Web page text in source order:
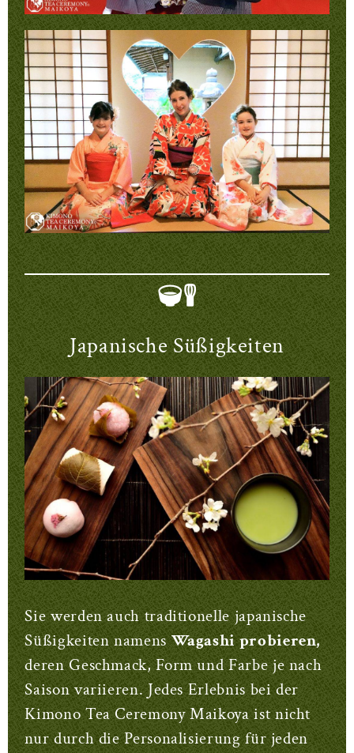
Japanische Süßigkeiten
Sie werden auch traditionelle japanische
Süßigkeiten namens Wagashi probieren,
deren Geschmack, Form und Farbe je nach
Saison variieren. Jedes Erlebnis bei der
Kimono Tea Ceremony Maikoya ist nicht
nur durch die Personalisierung für jeden